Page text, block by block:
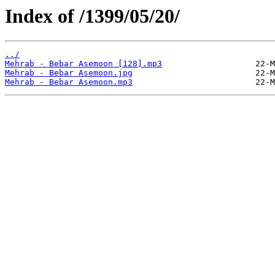
Index of /1399/05/20/
../
Mehrab - Bebar Asemoon [128].mp3
Mehrab - Bebar Asemoon.jpg
Mehrab - Bebar Asemoon.mp3